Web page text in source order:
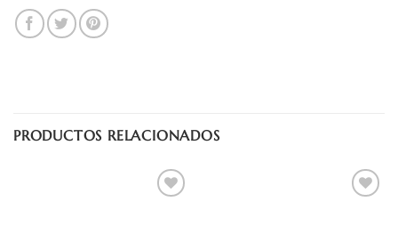
PRODUCTOS RELACIONADOS